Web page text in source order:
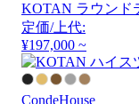
KOTAN ラウンド
定価/上代:
¥197,000 ~
CondeHouse